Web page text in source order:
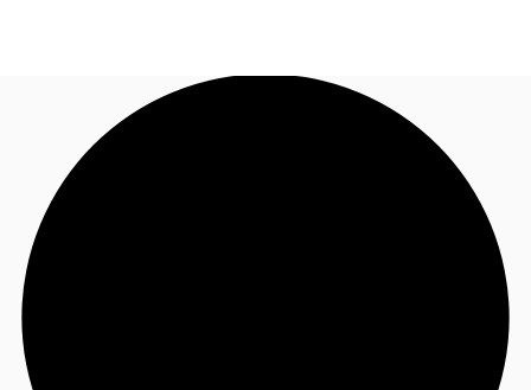
Blog
Données marchés
Appelez maintenant